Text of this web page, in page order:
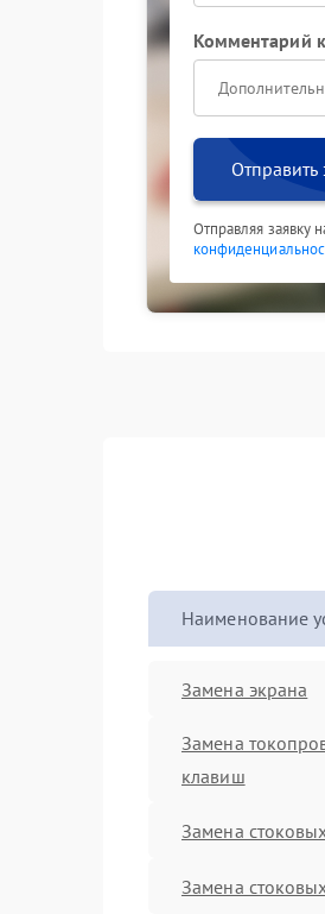
Комментарий
Отправить
Отправляя заявку
Наименование
Замена экрана
Замена
клавиш
Замена
Замена